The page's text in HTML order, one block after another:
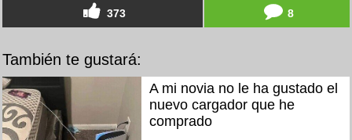
373 8
También te gustará:
A mi novia no le ha gustado el
nuevo cargador que he
comprado